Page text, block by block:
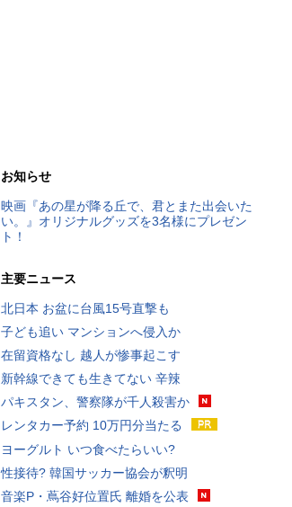
お知らせ
映画『あの星が降る丘で、君とまた出会いた
い。』オリジナルグッズを3名様にプレゼン
ト！
主要ニュース
北日本 お盆に台風15号直撃も
子ども追い マンションへ侵入か
在留資格なし 越人が惨事起こす
新幹線できても生きてない 辛辣
パキスタン、警察隊が千人殺害か
レンタカー予約 10万円分当たる
ヨーグルト いつ食べたらいい?
性接待? 韓国サッカー協会が釈明
音楽P・蔦谷好位置氏 離婚を公表